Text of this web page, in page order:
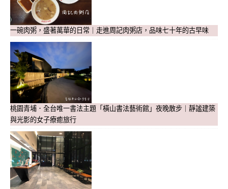
一碗肉粥，盛著萬華的日常｜走進周記肉粥店，品味七十年的古早味
桃園青埔．全台唯一書法主題「橫山書法藝術館」夜晚散步｜靜謐建築
與光影的女子療癒旅行